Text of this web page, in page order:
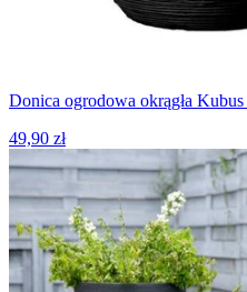
Donica ogrodowa okrągła
49,90 zł